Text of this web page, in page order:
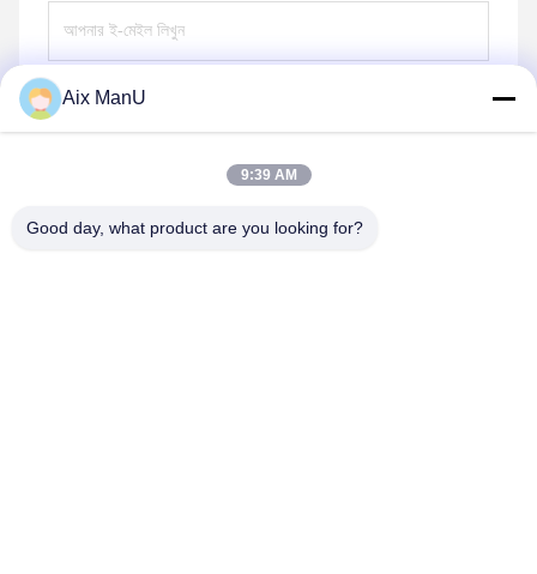
পাঠান
Aix ManU
9:39 AM
Good day, what product are you looking for?